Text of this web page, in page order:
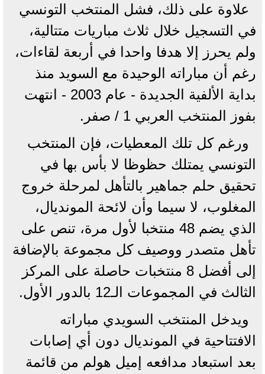
علاوة على ذلك، فشل المنتخب التونسي
في التسجيل خلال ثلاث مباريات متتالية،
ولم يحرز إلا هدفا واحدا في أربعة لقاءات،
رغم أن مباراته الوحيدة مع السويد منذ
بداية الألفية الجديدة - عام 2003 - انتهت
بفوز المنتخب العربي 1 / صفر.
ورغم كل تلك المعطيات، فإن المنتخب
التونسي يمتلك حظوظا لا بأس بها في
تحقيق حلم جماهير بالتأهل لمرحلة خروج
المغلوب، لا سيما وأن لائحة المونديال،
الذي يضم 48 منتخبا لأول مرة، تنص على
تأهل متصدر ووصيف كل مجموعة بالإضافة
إلى أفضل 8 منتخبات حاصلة على المركز
الثالث في المجموعات الـ12 بالدور الأول.
ويدخل المنتخب السويدي مباراته
الافتتاحية في المونديال دون أي إصابات
بعد استبعاد مدافعه إميل هولم من قائمة